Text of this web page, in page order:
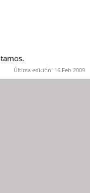
Última edición: 16 Feb 2009